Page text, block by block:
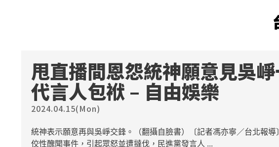
甩直播間恩怨統神願意見吳崢
代言人包袱 – 自由娛樂
2024.04.15(Mon)
統神表示願意再與吳崢交鋒。（翻攝自臉書）〔記者馮亦寧／台北報導〕
佼性醜聞事件，引起眾怒並遭撻伐，民進黨發言人 ...